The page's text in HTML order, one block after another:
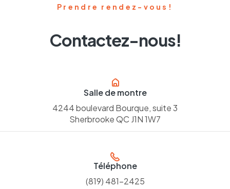
Prendre rendez-vous!
Contactez-nous!
Salle de montre
4244 boulevard Bourque, suite 3
Sherbrooke QC J1N 1W7
Téléphone
(819) 481-2425